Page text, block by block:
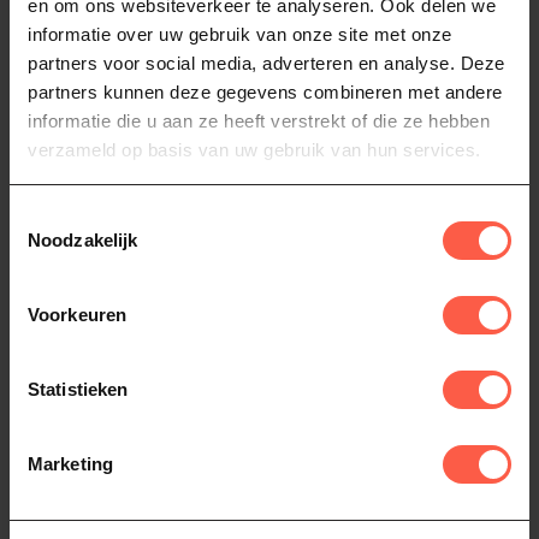
en om ons websiteverkeer te analyseren. Ook delen we
informatie over uw gebruik van onze site met onze
partners voor social media, adverteren en analyse. Deze
partners kunnen deze gegevens combineren met andere
informatie die u aan ze heeft verstrekt of die ze hebben
verzameld op basis van uw gebruik van hun services.
Noodzakelijk
Voorkeuren
Statistieken
Marketing
Beschermhoes
Bescherm je Gozney Arc Lite
pizzaoven het hele jaar door
met deze weerbestendige...
49,99
Pizzaschep en
serveerplank
35,5cm
De Gozney Acacia Hout
Pizzaschep & Serveerplank
pizzabak...